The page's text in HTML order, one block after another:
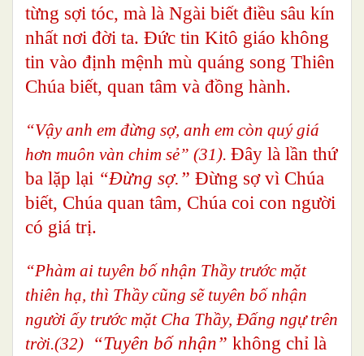
từng sợi tóc, mà là Ngài biết điều sâu kín
nhất nơi đời ta. Đức tin Kitô giáo không
tin vào định mệnh mù quáng song Thiên
Chúa biết, quan tâm và đồng hành.
“Vậy anh em đừng sợ, anh em còn quý giá
hơn muôn vàn chim sẻ” (31). Đây là lần thứ
ba lặp lại “Đừng sợ.” Đừng sợ vì Chúa
biết, Chúa quan tâm, Chúa coi con người
có giá trị.
“Phàm ai tuyên bố nhận Thầy trước mặt
thiên hạ, thì Thầy cũng sẽ tuyên bố nhận
người ấy trước mặt Cha Thầy, Đấng ngự trên
trời.(32) “Tuyên bố nhận” không chỉ là